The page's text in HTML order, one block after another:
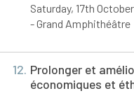
Saturday, 17th
- Grand Amphithéâtre
12. Prolonger et
économiques et